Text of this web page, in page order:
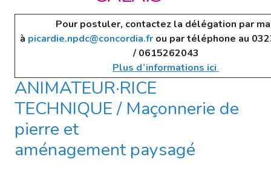
Pour postuler, contactez la délégation par
à picardie.npdc@concordia.frou par téléphone au
/ 0615262043
Plus d’informations ici
ANIMATEUR·RICE
TECHNIQUE / Maçonnerie de
pierre et
aménagement paysagé